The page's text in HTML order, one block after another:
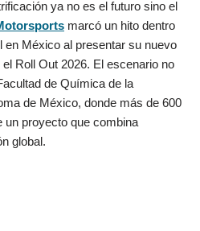
ya no es el futuro sino el
marcó un hito dentro
en México al presentar su nuevo
Roll Out 2026. El escenario no
de Química de la
de México, donde más de 600
un proyecto que combina
global.